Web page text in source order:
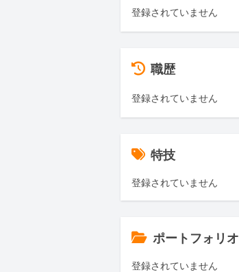
登録されていません
職歴
登録されていません
特技
登録されていません
ポートフォリオ
登録されていません